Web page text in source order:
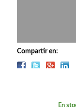
Cómic
Cuentos y relatos
Compartir en:
En